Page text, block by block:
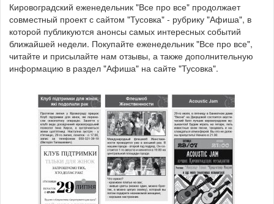
Кировоградский еженедельник "Все про все" продолжает
совместный проект с сайтом "Тусовка" - рубрику "Афиша", в
которой публикуются анонсы самых интересных событий
ближайшей недели. Покупайте еженедельник "Все про все",
читайте и присылайте нам отзывы, а также дополнительную
информацию в раздел "Афиша" на сайте "Тусовка".